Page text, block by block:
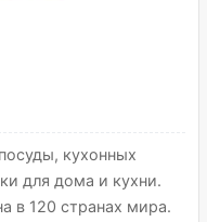
кухонных
для дома и кухни.
в 120 странах мира.